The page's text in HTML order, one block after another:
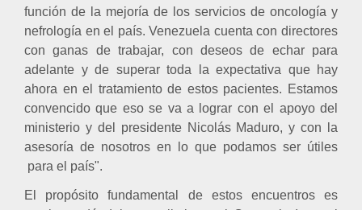
función de la mejoría de los servicios de oncología y
nefrología en el país. Venezuela cuenta con directores
con ganas de trabajar, con deseos de echar para
adelante y de superar toda la expectativa que hay
ahora en el tratamiento de estos pacientes. Estamos
convencido que eso se va a lograr con el apoyo del
ministerio y del presidente Nicolás Maduro, y con la
asesoría de nosotros en lo que podamos ser útiles
para el país".
El propósito fundamental de estos encuentros es